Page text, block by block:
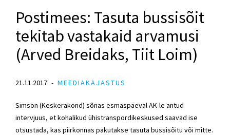
Postimees: Tasuta bussisõit
tekitab vastakaid arvamusi
(Arved Breidaks, Tiit Loim)
21.11.2017 MEEDIAKAJASTUS
Simson (Keskerakond) sõnas esmaspäeval AK-le antud
intervjuus, et kohalikud ühistranspordikeskused saavad ise
otsustada, kas piirkonnas pakutakse tasuta bussisõitu või mitte.